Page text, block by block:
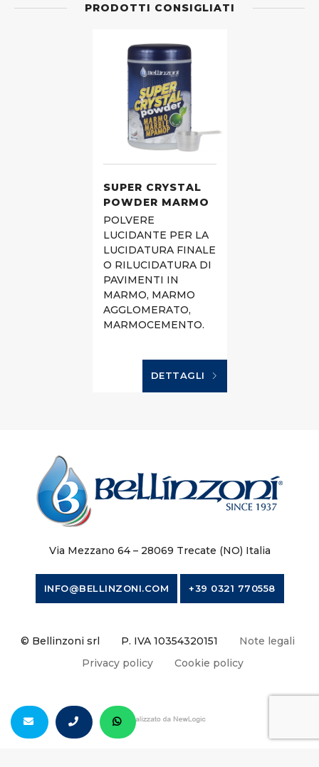
PRODOTTI CONSIGLIATI
SUPER CRYSTAL
POWDER MARMO
POLVERE
LUCIDANTE PER LA
LUCIDATURA FINALE
O RILUCIDATURA DI
PAVIMENTI IN
MARMO, MARMO
AGGLOMERATO,
MARMOCEMENTO.
DETTAGLI
Via Mezzano 64 – 28069 Trecate (NO) Italia
INFO@BELLINZONI.COM +39 0321 770558
© Bellinzoni srl P. IVA 10354320151
Note legali
Privacy policy
Cookie policy